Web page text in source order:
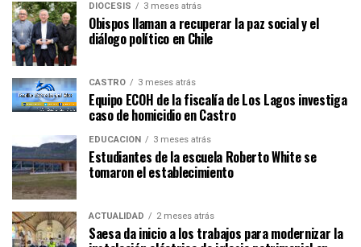
DIÓCESIS 3 meses atrás
Obispos llaman a recuperar la paz social y el
diálogo político en Chile
CASTRO 3 meses atrás
Equipo ECOH de la fiscalía de Los Lagos investiga
caso de homicidio en Castro
EDUCACIÓN 3 meses atrás
Estudiantes de la escuela Roberto White se
tomaron el establecimiento
ACTUALIDAD 2 meses atrás
Saesa da inicio a los trabajos para modernizar la